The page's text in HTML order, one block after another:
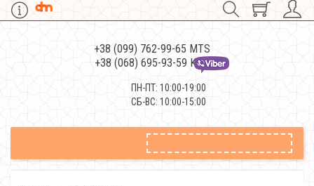
+38 (099) 762-99-65 MTS
+38 (068) 695-93-59 Kievstar
ПН-ПТ: 10:00-19:00
СБ-ВС: 10:00-15:00